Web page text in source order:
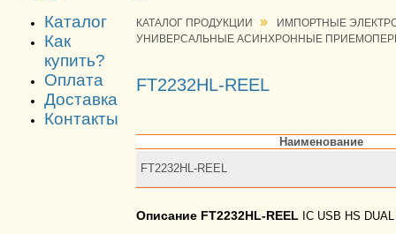
Каталог
Как
купить?
Оплата
Доставка
Контакты
КАТАЛОГ ПРОДУКЦИИ »
ИМПОРТНЫЕ
УНИВЕРСАЛЬНЫЕ АСИНХРОННЫЕ
FT2232HL-REEL
Наименование
FT2232HL-REEL
Описание FT2232HL-REEL IC USB HS